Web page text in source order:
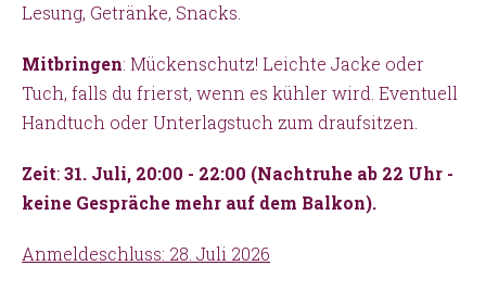
Lesung, Getränke, Snacks.
Mitbringen: Mückenschutz! Leichte Jacke oder
Tuch, falls du frierst, wenn es kühler wird. Eventuell
Handtuch oder Unterlagstuch zum draufsitzen.
Zeit:31. Juli, 20:00 - 22:00 (Nachtruhe ab 22 Uhr -
keine Gespräche mehr auf dem Balkon).
Anmeldeschluss: 28. Juli 2026